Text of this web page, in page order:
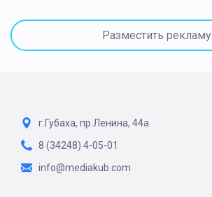
Разместить рекламу
г.Губаха, пр.Ленина, 44а
8 (34248) 4-05-01
info@mediakub.com